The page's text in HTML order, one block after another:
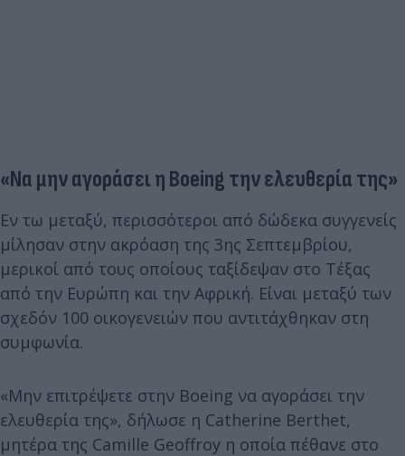
«Να μην αγοράσει η Boeing την ελευθερία της»
Εν τω μεταξύ, περισσότεροι από δώδεκα συγγενείς
μίλησαν στην ακρόαση της 3ης Σεπτεμβρίου,
μερικοί από τους οποίους ταξίδεψαν στο Τέξας
από την Ευρώπη και την Αφρική. Είναι μεταξύ των
σχεδόν 100 οικογενειών που αντιτάχθηκαν στη
συμφωνία.
«Μην επιτρέψετε στην Boeing να αγοράσει την
ελευθερία της», δήλωσε η Catherine Berthet,
μητέρα της Camille Geoffroy η οποία πέθανε στο